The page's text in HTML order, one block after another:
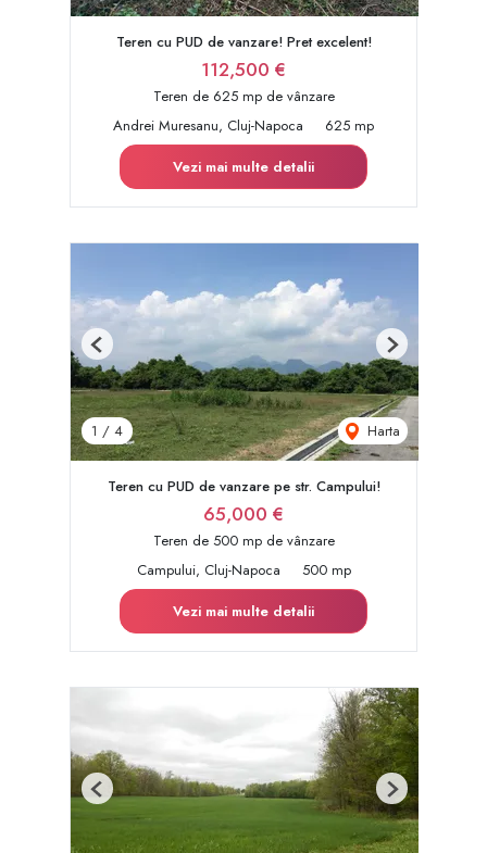
Teren cu PUD de vanzare! Pret excelent!
112,500 €
Teren de 625 mp de vânzare
Andrei Muresanu, Cluj-Napoca
625 mp
Vezi mai multe detalii
1 / 4 Harta
Previous Next
Teren cu PUD de vanzare pe str. Campului!
65,000 €
Teren de 500 mp de vânzare
Campului, Cluj-Napoca
500 mp
Vezi mai multe detalii
Previous Next